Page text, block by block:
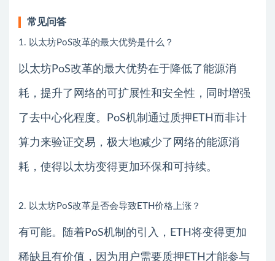
常见问答
1. 以太坊PoS改革的最大优势是什么？
以太坊PoS改革的最大优势在于降低了能源消
耗，提升了网络的可扩展性和安全性，同时增强
了去中心化程度。PoS机制通过质押ETH而非计
算力来验证交易，极大地减少了网络的能源消
耗，使得以太坊变得更加环保和可持续。
2. 以太坊PoS改革是否会导致ETH价格上涨？
有可能。随着PoS机制的引入，ETH将变得更加
稀缺且有价值，因为用户需要质押ETH才能参与